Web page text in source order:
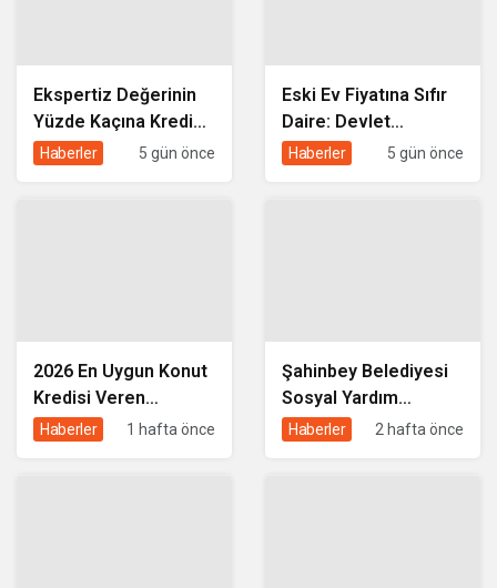
Ekspertiz Değerinin
Yüzde Kaçına Kredi
Çıkar? Konut Kredisi
Haberler 5 gün önce
Eski Ev Fiyatına Sıfır
Daire: Devlet
Destekli Kentsel
Haberler 5 gün önce
2026 En Uygun Konut
Kredisi Veren
Bankalar ve Faiz
Haberler 1 hafta önce
Şahinbey Belediyesi
Sosyal Yardım
Başvurusu 2026:
Haberler 2 hafta önce